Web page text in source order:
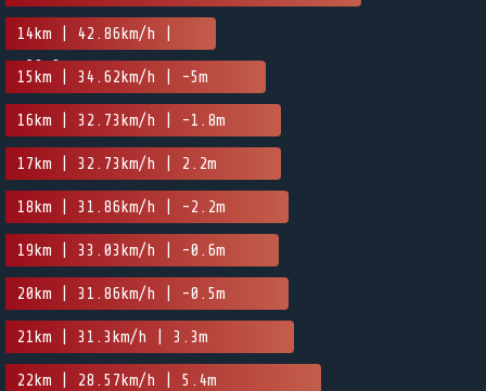
14km | 42.86km/h |
-29.8m
15km | 34.62km/h | -5m
16km | 32.73km/h | -1.8m
17km | 32.73km/h | 2.2m
18km | 31.86km/h | -2.2m
19km | 33.03km/h | -0.6m
20km | 31.86km/h | -0.5m
21km | 31.3km/h | 3.3m
22km | 28.57km/h | 5.4m